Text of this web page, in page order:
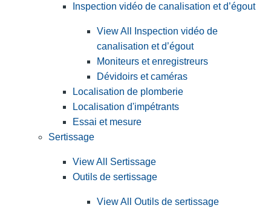
Inspection vidéo de canalisation et d’égout
View All Inspection vidéo de
canalisation et d’égout
Moniteurs et enregistreurs
Dévidoirs et caméras
Localisation de plomberie
Localisation d'impétrants
Essai et mesure
Sertissage
View All Sertissage
Outils de sertissage
View All Outils de sertissage